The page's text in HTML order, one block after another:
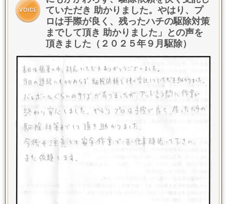
ていただき 助かりました。やはり、プ
ロは手際が良く、残ったハチの駆除対策
までして頂き 助かりました」との声を
頂きました（２０２５年９月駆除）